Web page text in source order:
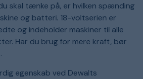
skal tænke på, er hvilken spænding
og batteri. 18-voltserien er
og indeholder maskiner til alle
Har du brug for mere kraft, bør
egenskab ved Dewalts